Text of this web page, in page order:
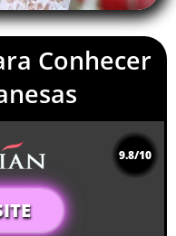
Conhecer
9.8/10